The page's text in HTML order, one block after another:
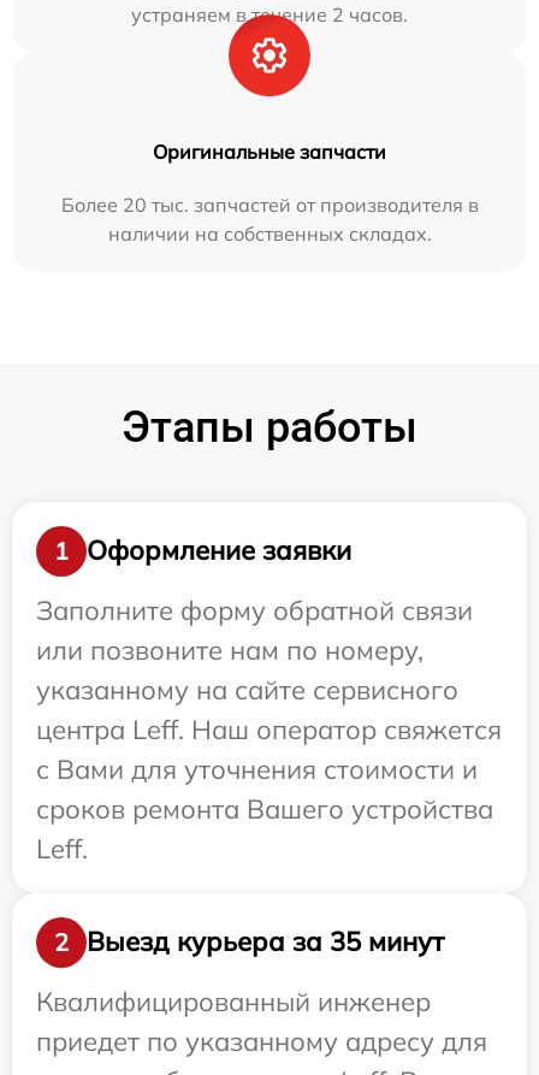
устраняем в течение 2 часов.
Оригинальные запчасти
Более 20 тыс. запчастей от производителя в
наличии на собственных складах.
Этапы работы
1
Оформление заявки
Заполните форму обратной связи
или позвоните нам по номеру,
указанному на сайте сервисного
центра Leff. Наш оператор свяжется
с Вами для уточнения стоимости и
сроков ремонта Вашего устройства
Leff.
2
Выезд курьера за 35 минут
Квалифицированный инженер
приедет по указанному адресу для